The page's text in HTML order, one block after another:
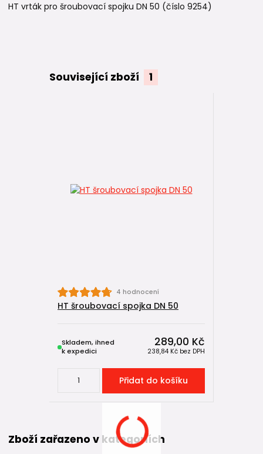
HT vrták pro šroubovací spojku DN 50 (číslo 9254)
Související zboží 1
4 hodnocení
HT šroubovací spojka DN 50
289,00 Kč
238,84 Kč bez DPH
Skladem, ihned
k expedici
Přidat do košíku
Zboží zařazeno v kategoriích